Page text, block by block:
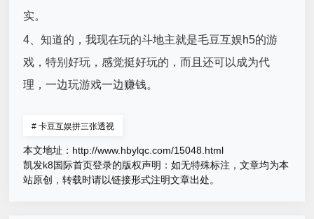
实。
4、知道的，我现在玩的斗地主就是毛豆互娱h5的游
戏，特别好玩，感觉挺好玩的，而且还可以成为代
理，一边玩游戏一边赚钱。
# 卡豆互娱拼三张透视
本文地址： http://www.hbylqc.com/15048.html
凯发k8国际首页登录的版权声明：如无特殊标注，文章均为本
站原创，转载时请以链接形式注明文章出处。